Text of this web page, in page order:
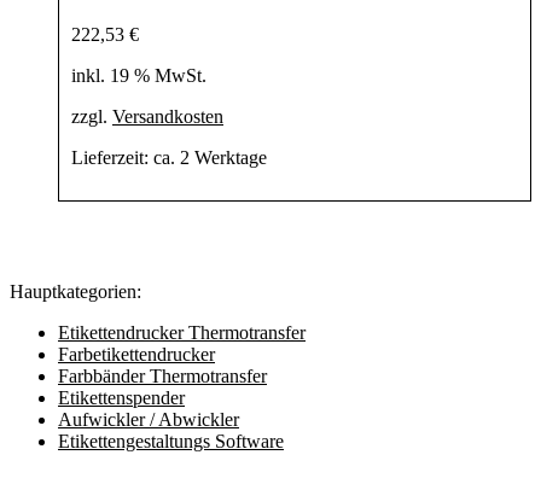
222,53 €
inkl. 19 % MwSt.
zzgl. Versandkosten
Lieferzeit: ca. 2 Werktage
Hauptkategorien:
Etikettendrucker Thermotransfer
Farbetikettendrucker
Farbbänder Thermotransfer
Etikettenspender
Aufwickler / Abwickler
Etikettengestaltungs Software